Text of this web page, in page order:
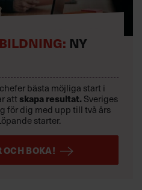
NY
bästa möjliga start i
att skapa resultat. Sveriges
för dig med upp till två års
starter.
OCH BOKA!